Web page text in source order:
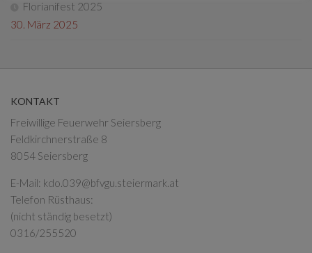
Florianifest 2025
30. März 2025
KONTAKT
Freiwillige Feuerwehr Seiersberg
Feldkirchnerstraße 8
8054 Seiersberg
E-Mail: kdo.039@bfvgu.steiermark.at
Telefon Rüsthaus:
(nicht ständig besetzt)
0316/255520